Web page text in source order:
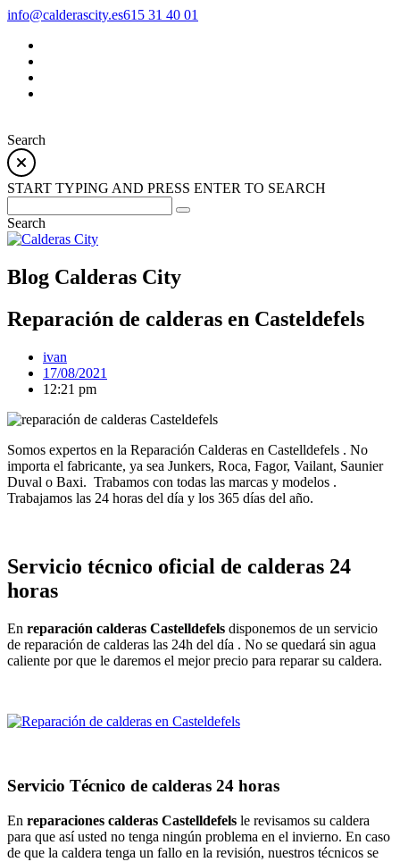
info@calderascity.es615 31 40 01
Search
START TYPING AND PRESS ENTER TO SEARCH
Search
Blog Calderas City
Reparación de calderas en Casteldefels
ivan
17/08/2021
12:21 pm
Somos expertos en la Reparación Calderas en Castelldefels . No
importa el fabricante, ya sea Junkers, Roca, Fagor, Vailant, Saunier
Duval o Baxi. Trabamos con todas las marcas y modelos .
Trabajamos las 24 horas del día y los 365 días del año.
Servicio técnico oficial de calderas 24
horas
En reparación calderas Castelldefels disponemos de un servicio
de reparación de calderas las 24h del día . No se quedará sin agua
caliente por que le daremos el mejor precio para reparar su caldera.
Servicio Técnico de calderas 24 horas
En reparaciones calderas Castelldefels le revisamos su caldera
para que así usted no tenga ningún problema en el invierno. En caso
de que la caldera tenga un fallo en la revisión, nuestros técnicos se